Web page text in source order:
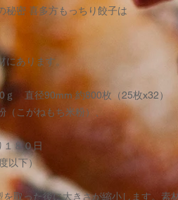
秘密 喜多方もっちり餃子は
あります。
ｇ 直径90mm 約800枚（25枚x32）
こがねもち米粉）、
８０日
以下）
取った後に大きさが縮小します。素